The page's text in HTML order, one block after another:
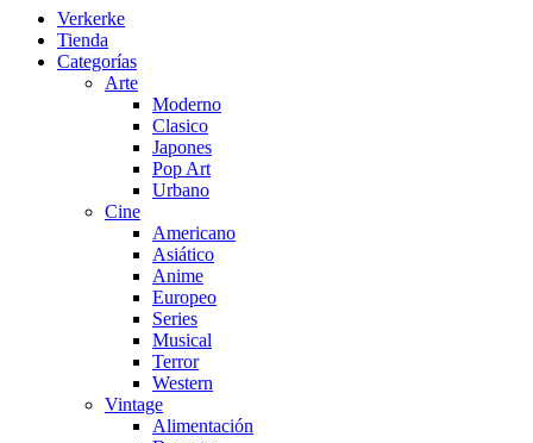
Verkerke
Tienda
Categorías
Arte
Moderno
Clasico
Japones
Pop Art
Urbano
Cine
Americano
Asiático
Anime
Europeo
Series
Musical
Terror
Western
Vintage
Alimentación